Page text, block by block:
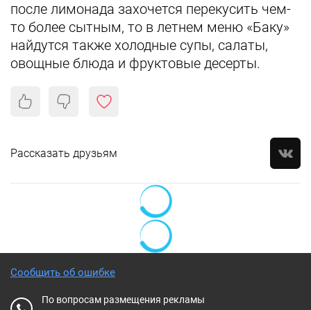
после лимонада захочется перекусить чем-
то более сытным, то в летнем меню «Баку»
найдутся также холодные супы, салаты,
овощные блюда и фруктовые десерты.
Рассказать друзьям
Сообщить об ошибке
По вопросам размещения рекламы